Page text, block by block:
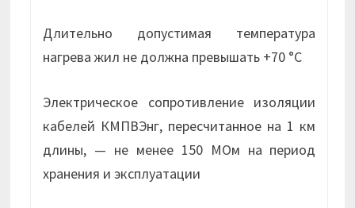
Длительно допустимая температура
нагрева жил не должна превышать +70 °С
Электрическое сопротивление изоляции
кабелей КМПВЭнг, пересчитанное на 1 км
длины, — не менее 150 МОм на период
хранения и эксплуатации